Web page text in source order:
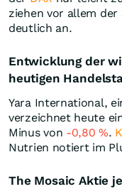
ziehen vor allem der
deutlich an.
Entwicklung der
heutigen
Yara International,
verzeichnet heute
Minus von -0,80%.
Nutrien notiert im
The Mosaic Aktie